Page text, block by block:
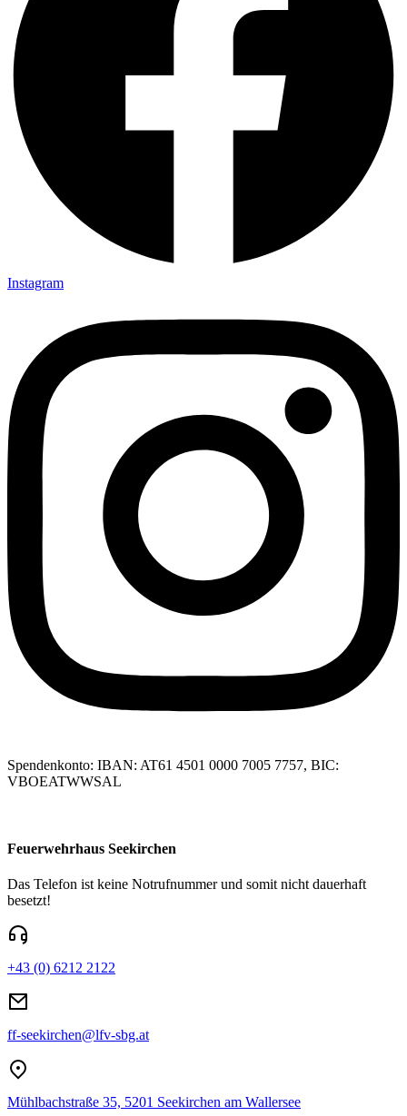
Instagram
Spendenkonto: IBAN: AT61 4501 0000 7005 7757, BIC:
VBOEATWWSAL
Feuerwehrhaus Seekirchen
Das Telefon ist keine Notrufnummer und somit nicht dauerhaft
besetzt!
+43 (0) 6212 2122
ff-seekirchen@lfv-sbg.at
Mühlbachstraße 35, 5201 Seekirchen am Wallersee